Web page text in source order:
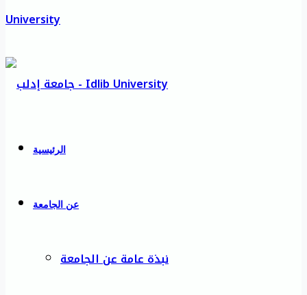
الرئيسية
عن الجامعة
نبذة عامة عن الجامعة